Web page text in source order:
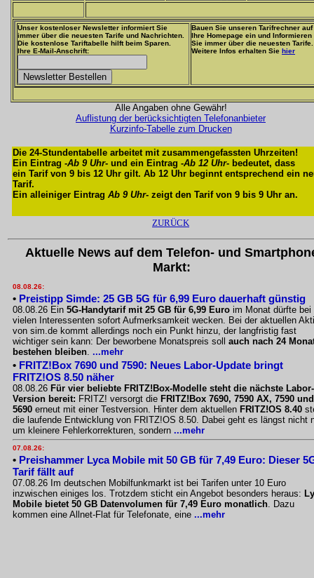
Unser kostenloser Newsletter informiert Sie
immer über die neuesten Tarife und Nachrichten.
Die kostenlose Tariftabelle hilft beim Sparen.
Ihre E-Mail-Anschrift:
Bauen Sie unseren Tarifrechner auf
Ihre Homepage ein und Informieren
Sie immer über die neuesten Tarife.
Weitere Infos erhalten Sie hier
Alle Angaben ohne Gewähr!
Auflistung der berücksichtigten Telefonanbieter
Kurzinfo-Tabelle zum Drucken
Die 24-Stundentabelle arbeitet mit zusammengefassten Uhrzeiten!
Ein Eintrag -Ab 9 Uhr- und ein Eintrag -Ab 12 Uhr- bedeutet, dass
ein Tarif von 9 bis 12 Uhr gilt. Ab 12 Uhr beginnt entsprechend ein
Tarif.
Ein alleiniger Eintrag Ab 9 Uhr- zeigt den Tarif von 9 bis 9 Uhr an.
ZURÜCK
Aktuelle News auf dem Telefon- und
Markt:
08.08.26:
• Preistipp Simde: 25 GB 5G für 6,99 Euro dauerhaft günstig
08.08.26 Ein 5G-Handytarif mit 25 GB für 6,99 Euro im Monat dürfte bei
vielen Interessenten sofort Aufmerksamkeit wecken. Bei der aktuellen
von sim.de kommt allerdings noch ein Punkt hinzu, der langfristig fast
wichtiger sein kann: Der beworbene Monatspreis soll auch nach 24
bestehen bleiben. ...mehr
• FRITZ!Box 7690 und 7590: Neues Labor-Update bringt
FRITZ!OS 8.50 näher
08.08.26 Für vier beliebte FRITZ!Box-Modelle steht die nächste Labor-
Version bereit: FRITZ! versorgt die FRITZ!Box 7690, 7590 AX, 7590 und
5690 erneut mit einer Testversion. Hinter dem aktuellen FRITZ!OS 8.40
die laufende Entwicklung von FRITZ!OS 8.50. Dabei geht es längst nicht
um kleinere Fehlerkorrekturen, sondern ...mehr
07.08.26:
• Preishammer Lyca Mobile mit 50 GB für 7,49 Euro: Dieser
Tarif fällt auf
07.08.26 Im deutschen Mobilfunkmarkt ist bei Tarifen unter 10 Euro
inzwischen einiges los. Trotzdem sticht ein Angebot besonders heraus:
Mobile bietet 50 GB Datenvolumen für 7,49 Euro monatlich. Dazu
kommen eine Allnet-Flat für Telefonate, eine ...mehr